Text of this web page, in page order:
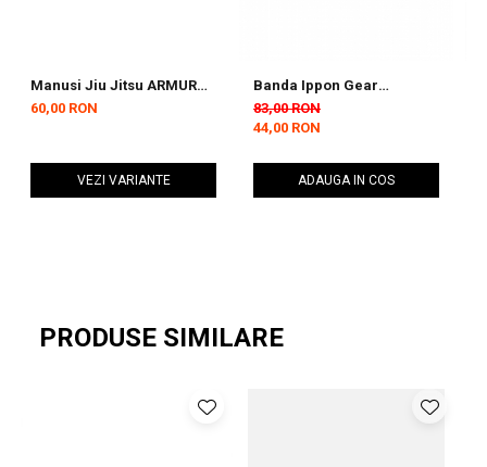
competiție!
Manusi Jiu Jitsu ARMURA
Meiyo Albastre
60,00 RON
VEZI VARIANTE
Banda Ippon Gear
Rezistena Light
83,00 RON
44,00 RON
ADAUGA IN COS
PRODUSE SIMILARE